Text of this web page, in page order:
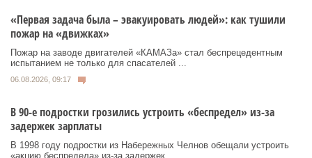
«Первая задача была – эвакуировать людей»: как тушили
пожар на «движках»
Пожар на заводе двигателей «КАМАЗа» стал беспрецедентным
испытанием не только для спасателей ...
06.08.2026, 09:17
В 90-е подростки грозились устроить «беспредел» из-за
задержек зарплаты
В 1998 году подростки из Набережных Челнов обещали устроить
«акцию беспредела» из‑за задержек ...